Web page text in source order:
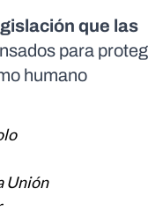
que las
para
humano
Unión